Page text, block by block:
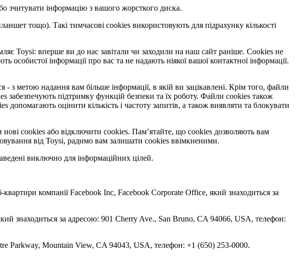
зчитувати інформацію з вашого жорсткого диска.
тощо). Такі тимчасові cookies використовують для підрахунку кількості
Toysi: вперше ви до нас завітали чи заходили на наш сайт раніше. Cookies не
інформації про вас та не надають ніякої вашої контактної інформації.
з метою надання вам більше інформації, в якій ви зацікавлені. Крім того, файли
підтримку функцій безпеки та їх роботу. Файли cookies також
оцінити кількість і частоту запитів, а також виявляти та блокувати
cookies або відключити cookies. Пам’ятайте, що cookies дозволяють вам
від Toysi, радимо вам залишати cookies ввімкненими.
виключно для інформаційних цілей.
компанії Facebook Inc, Facebook Corporate Office, який знаходиться за
знаходиться за адресою: 901 Cherry Ave., San Bruno, CA 94066, USA, телефон:
Parkway, Mountain View, CA 94043, USA, телефон: +1 (650) 253-0000.